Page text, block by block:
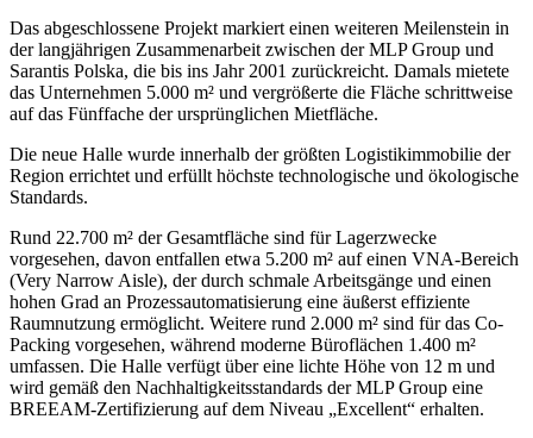
Das abgeschlossene Projekt markiert einen weiteren Meilenstein in
der langjährigen Zusammenarbeit zwischen der MLP Group und
Sarantis Polska, die bis ins Jahr 2001 zurückreicht. Damals mietete
das Unternehmen 5.000 m² und vergrößerte die Fläche schrittweise
auf das Fünffache der ursprünglichen Mietfläche.
Die neue Halle wurde innerhalb der größten Logistikimmobilie der
Region errichtet und erfüllt höchste technologische und ökologische
Standards.
Rund 22.700 m² der Gesamtfläche sind für Lagerzwecke
vorgesehen, davon entfallen etwa 5.200 m² auf einen VNA-Bereich
(Very Narrow Aisle), der durch schmale Arbeitsgänge und einen
hohen Grad an Prozessautomatisierung eine äußerst effiziente
Raumnutzung ermöglicht. Weitere rund 2.000 m² sind für das Co-
Packing vorgesehen, während moderne Büroflächen 1.400 m²
umfassen. Die Halle verfügt über eine lichte Höhe von 12 m und
wird gemäß den Nachhaltigkeitsstandards der MLP Group eine
BREEAM-Zertifizierung auf dem Niveau „Excellent“ erhalten.